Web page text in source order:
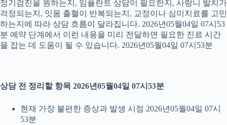
정기검진을 원하는지, 임플란트 상담이 필요한지, 사랑니 발치가
걱정되는지, 잇몸 출혈이 반복되는지, 교정이나 심미치료를 고민
하는지에 따라 상담 흐름이 달라집니다. 2026년05월04일 07시53
분 예약 단계에서 이런 내용을 미리 전달하면 필요한 진료 시간
을 잡는 데 도움이 될 수 있습니다. 2026년05월04일 07시53분
상담 전 정리할 항목 2026년05월04일 07시53분
현재 가장 불편한 증상과 발생 시점 2026년05월04일 07시
53분